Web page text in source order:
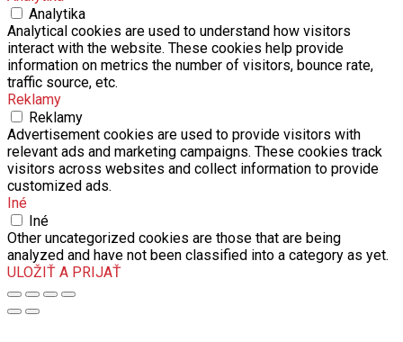
Analytika
Analytical cookies are used to understand how visitors
interact with the website. These cookies help provide
information on metrics the number of visitors, bounce rate,
traffic source, etc.
Reklamy
Reklamy
Advertisement cookies are used to provide visitors with
relevant ads and marketing campaigns. These cookies track
visitors across websites and collect information to provide
customized ads.
Iné
Iné
Other uncategorized cookies are those that are being
analyzed and have not been classified into a category as yet.
ULOŽIŤ A PRIJAŤ